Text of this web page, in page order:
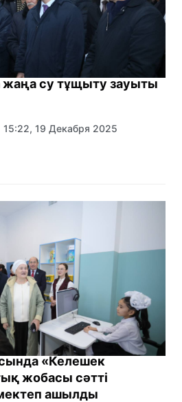
су тұщыту зауыты
15:22, 19 Декабря 2025
«Келешек
жобасы сәтті
ашылды